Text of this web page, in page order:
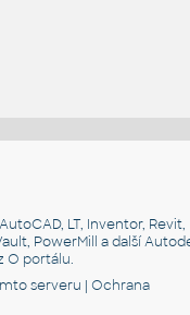
LT, Inventor, Revit,
PowerMill a další
O portálu.
serveru |Ochrana